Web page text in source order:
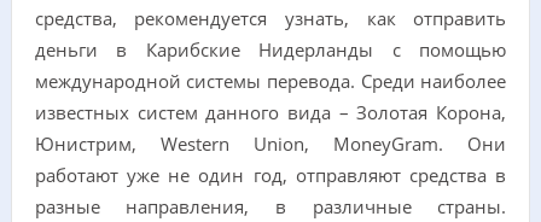
средства, рекомендуется узнать, как отправить
деньги в Карибские Нидерланды с помощью
международной системы перевода. Среди наиболее
известных систем данного вида – Золотая Корона,
Юнистрим, Western Union, MoneyGram. Они
работают уже не один год, отправляют средства в
разные направления, в различные страны.